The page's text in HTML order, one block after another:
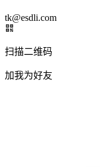
tk@esdli.com
扫描二维码
加我为好友